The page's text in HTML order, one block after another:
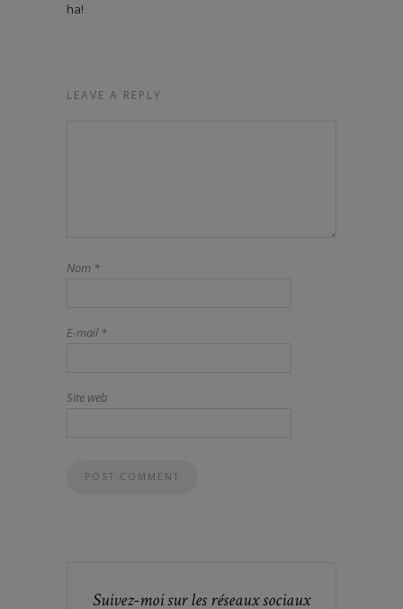
ha!
LEAVE A REPLY
Nom *
E-mail*
Site web
Suivez-moi sur les réseaux sociaux